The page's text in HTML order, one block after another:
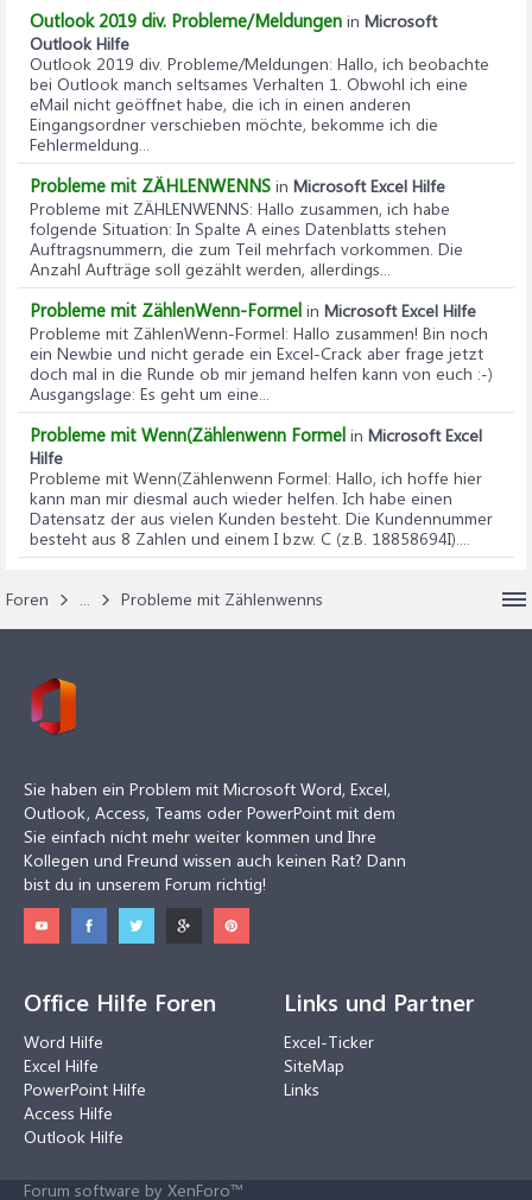
Outlook 2019 div. Probleme/Meldungen in Microsoft
Outlook Hilfe
Outlook 2019 div. Probleme/Meldungen: Hallo, ich beobachte
bei Outlook manch seltsames Verhalten 1. Obwohl ich eine
eMail nicht geöffnet habe, die ich in einen anderen
Eingangsordner verschieben möchte, bekomme ich die
Fehlermeldung...
Probleme mit ZÄHLENWENNS in Microsoft Excel Hilfe
Probleme mit ZÄHLENWENNS: Hallo zusammen, ich habe
folgende Situation: In Spalte A eines Datenblatts stehen
Auftragsnummern, die zum Teil mehrfach vorkommen. Die
Anzahl Aufträge soll gezählt werden, allerdings...
Probleme mit ZählenWenn-Formel in Microsoft Excel Hilfe
Probleme mit ZählenWenn-Formel: Hallo zusammen! Bin noch
ein Newbie und nicht gerade ein Excel-Crack aber frage jetzt
doch mal in die Runde ob mir jemand helfen kann von euch :-)
Ausgangslage: Es geht um eine...
Probleme mit Wenn(Zählenwenn Formel in Microsoft Excel
Hilfe
Probleme mit Wenn(Zählenwenn Formel: Hallo, ich hoffe hier
kann man mir diesmal auch wieder helfen. Ich habe einen
Datensatz der aus vielen Kunden besteht. Die Kundennummer
besteht aus 8 Zahlen und einem I bzw. C (z.B. 18858694I)....
Foren ... Probleme mit Zählenwenns
Sie haben ein Problem mit Microsoft Word, Excel,
Outlook, Access, Teams oder PowerPoint mit dem
Sie einfach nicht mehr weiter kommen und Ihre
Kollegen und Freund wissen auch keinen Rat? Dann
bist du in unserem Forum richtig!
Office Hilfe Foren
Word Hilfe
Excel Hilfe
PowerPoint Hilfe
Access Hilfe
Outlook Hilfe
Links und Partner
Excel-Ticker
SiteMap
Links
Forum software by XenForo™